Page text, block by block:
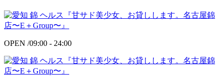
OPEN /09:00 - 24:00